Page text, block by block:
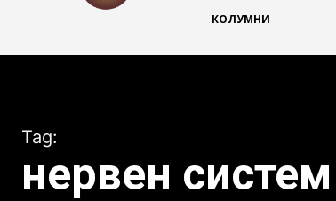
КОЛУМНИ
Tag:
нервен систем